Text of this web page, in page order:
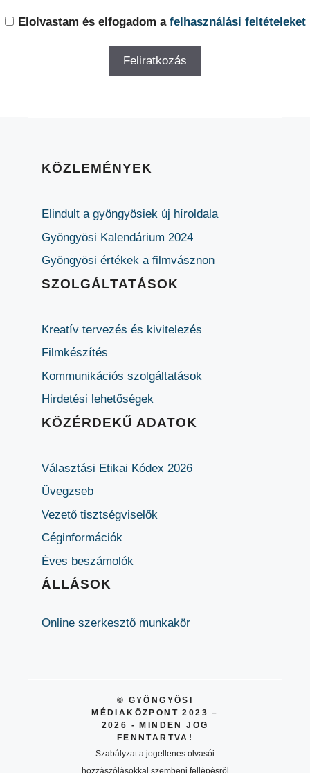
Elolvastam és elfogadom a felhasználási feltételeket
KÖZLEMÉNYEK
Elindult a gyöngyösiek új híroldala
Gyöngyösi Kalendárium 2024
Gyöngyösi értékek a filmvásznon
SZOLGÁLTATÁSOK
Kreatív tervezés és kivitelezés
Filmkészítés
Kommunikációs szolgáltatások
Hirdetési lehetőségek
KÖZÉRDEKŰ ADATOK
Választási Etikai Kódex 2026
Üvegzseb
Vezető tisztségviselők
Céginformációk
Éves beszámolók
ÁLLÁSOK
Online szerkesztő munkakör
© GYÖNGYÖSI
MÉDIAKÖZPONT 2023 –
2026 - MINDEN JOG
FENNTARTVA!
Szabályzat a jogellenes olvasói
hozzászólásokkal szembeni fellépésről